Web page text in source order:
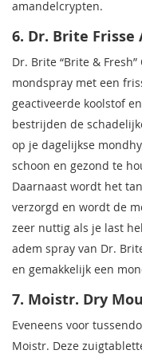
amandelcrypten.
6. Dr. Brite Frisse
Dr. Brite “Brite &
mondspray met een
geactiveerde koolstof
bestrijden de
op je dagelijkse
schoon en gezond te
Daarnaast wordt het
verzorgd en wordt de
zeer nuttig als je last
adem spray van Dr.
en gemakkelijk een
7. Moistr. Dry
Eveneens voor
Moistr. Deze